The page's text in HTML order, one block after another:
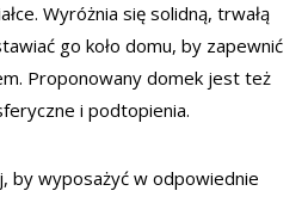
Wyróżnia się solidną, trwałą
go koło domu, by zapewnić
Proponowany domek jest też
i podtopienia.
by wyposażyć w odpowiednie